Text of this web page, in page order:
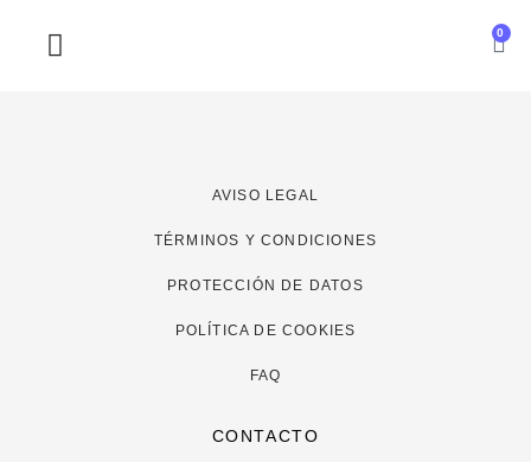
0
AVISO LEGAL
TÉRMINOS Y CONDICIONES
PROTECCIÓN DE DATOS
POLÍTICA DE COOKIES
FAQ
CONTACTO